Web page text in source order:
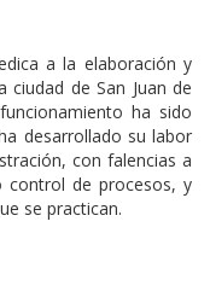
a la elaboración y
de San Juan de
ha sido
desarrollado su labor
con falencias a
control de procesos, y
se practican.